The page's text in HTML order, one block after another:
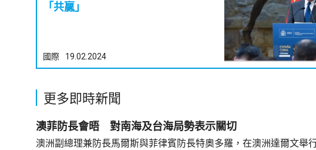
「共贏」
國際 19.02.2024
更多即時新聞
澳菲防長會晤 對南海及台海局勢表示關切
澳洲副總理兼防長馬爾斯與菲律賓防長特奧多羅，在澳洲達爾文舉